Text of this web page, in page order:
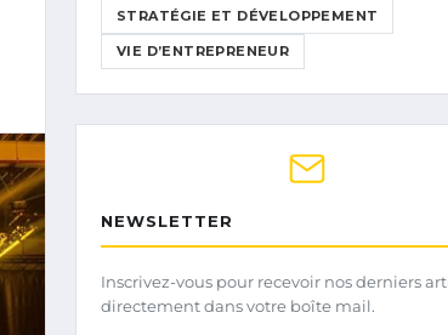
STRATÉGIE ET DÉVELOPPEMENT
VIE D’ENTREPRENEUR
NEWSLETTER
Inscrivez-vous pour recevoir nos derniers
directement dans votre boîte mail.